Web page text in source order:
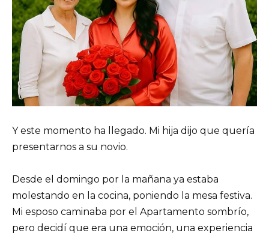
Y este momento ha llegado. Mi hija dijo que quería
presentarnos a su novio.
Desde el domingo por la mañana ya estaba
molestando en la cocina, poniendo la mesa festiva.
Mi esposo caminaba por el Apartamento sombrío,
pero decidí que era una emoción, una experiencia